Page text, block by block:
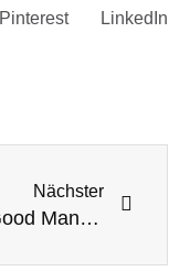
Pinterest LinkedIn
Nächster
Feel Good Management und Unternehmenskultur gegen Fachkräftemangel